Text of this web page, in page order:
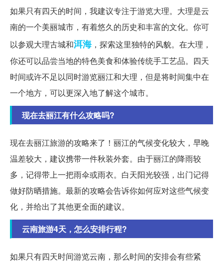
如果只有四天的时间，我建议专注于游览大理。大理是云
南的一个美丽城市，有着悠久的历史和丰富的文化。你可
以参观大理古城和洱海 ，探索这里独特的风貌。在大理，
你还可以品尝当地的特色美食和体验传统手工艺品。四天
时间或许不足以同时游览丽江和大理，但是将时间集中在
一个地方，可以更深入地了解这个城市。
现在去丽江有什么攻略吗?
现在去丽江旅游的攻略来了！丽江的气候变化较大，早晚
温差较大，建议携带一件秋装外套。由于丽江的降雨较
多，记得带上一把雨伞或雨衣。白天阳光较强，出门记得
做好防晒措施。最新的攻略会告诉你如何应对这些气候变
化，并给出了其他更全面的建议。
云南旅游4天，怎么安排行程?
如果只有四天时间游览云南，那么时间的安排会有些紧